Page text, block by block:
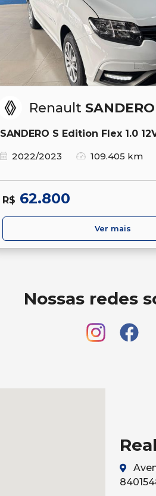
Renault SANDERO
SANDERO S Edition Flex 1.0
2022/2023
109.405 km
R$ 62.800
Ver mais
Nossas redes